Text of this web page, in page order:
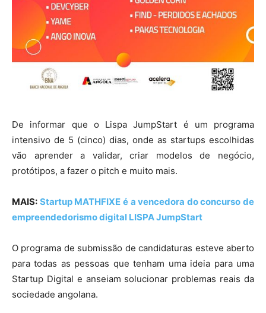
De informar que o Lispa JumpStart é um programa
intensivo de 5 (cinco) dias, onde as startups escolhidas
vão aprender a validar, criar modelos de negócio,
protótipos, a fazer o pitch e muito mais.
MAIS: Startup MATHFIXE é a vencedora do concurso de
empreendedorismo digital LISPA JumpStart
O programa de submissão de candidaturas esteve aberto
para todas as pessoas que tenham uma ideia para uma
Startup Digital e anseiam solucionar problemas reais da
sociedade angolana.